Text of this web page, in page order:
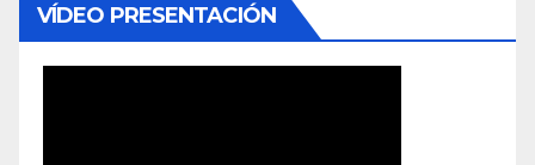
VÍDEO PRESENTACIÓN